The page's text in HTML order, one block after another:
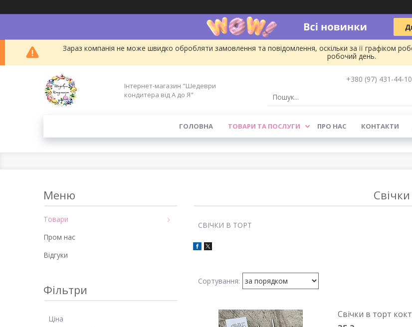
Зараз компанія не може швидко обробляти замовлення та повідомлення, оскільки за її графіком
робочий день.
Інтернет-магазин "Шедеври
кондитера від А до Я"
+380 (97) 431-44-10
ГОЛОВНА ТОВАРИ ТА ПОСЛУГИ ПРО НАС КОНТАКТИ
СВІЧКИ В ТОРТ
Свічки в торт
Товари
Пром нас
Відгуки
Фільтри
Ціна